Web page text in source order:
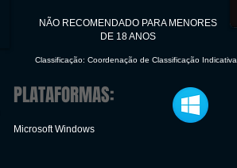
NÃO RECOMENDADO PARA MENORES
DE 18 ANOS
Classificação: Coordenação de Classificação Indicativa
PLATAFORMAS:
Microsoft Windows